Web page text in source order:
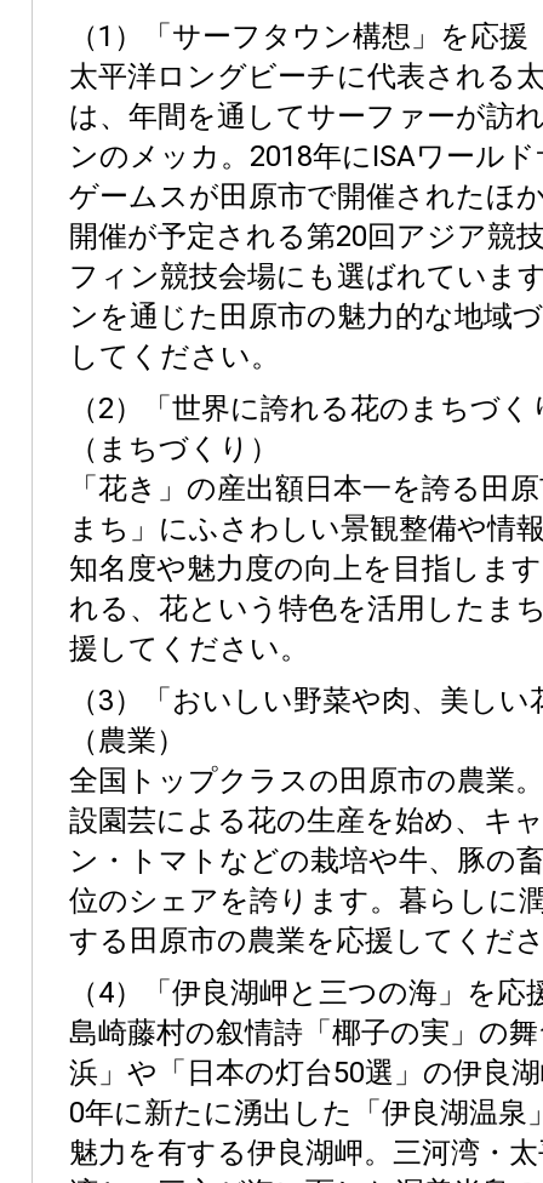
（1）「サーフタウン構想」を応
太平洋ロングビーチに代表される
は、年間を通してサーファーが訪
ンのメッカ。2018年にISAワール
ゲームスが田原市で開催されたほ
開催が予定される第20回アジア競
フィン競技会場にも選ばれていま
ンを通じた田原市の魅力的な地域
してください。
（2）「世界に誇れる花のまちづ
（まちづくり）
「花き」の産出額日本一を誇る田
まち」にふさわしい景観整備や情
知名度や魅力度の向上を目指しま
れる、花という特色を活用したま
援してください。
（3）「おいしい野菜や肉、美しい
（農業）
全国トップクラスの田原市の農業
設園芸による花の生産を始め、キ
ン・トマトなどの栽培や牛、豚の
位のシェアを誇ります。暮らしに
する田原市の農業を応援してくだ
（4）「伊良湖岬と三つの海」を応
島崎藤村の叙情詩「椰子の実」の
浜」や「日本の灯台50選」の伊良
0年に新たに湧出した「伊良湖温泉
魅力を有する伊良湖岬。三河湾・